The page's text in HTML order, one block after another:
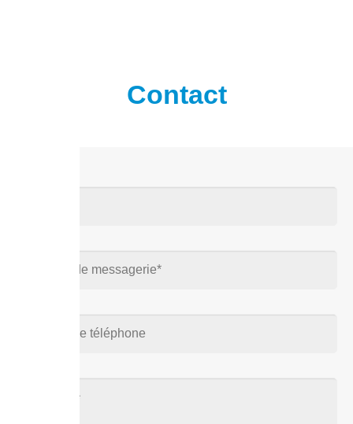
Contact